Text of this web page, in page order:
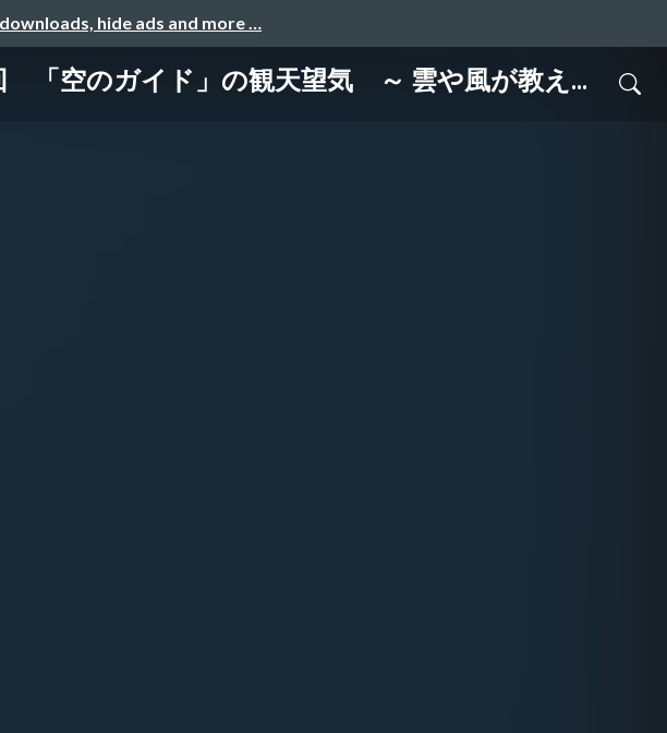
hide ads and more …
空のガイド」の観天望気 ～ 雲や風が教え...